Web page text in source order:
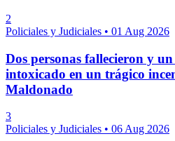
2
Policiales y Judiciales • 01 Aug 2026
Dos personas fallecieron y
intoxicado en un trágico
Maldonado
3
Policiales y Judiciales • 06 Aug 2026